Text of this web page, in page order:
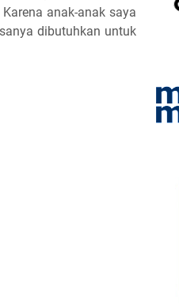
anak-anak saya
dibutuhkan untuk